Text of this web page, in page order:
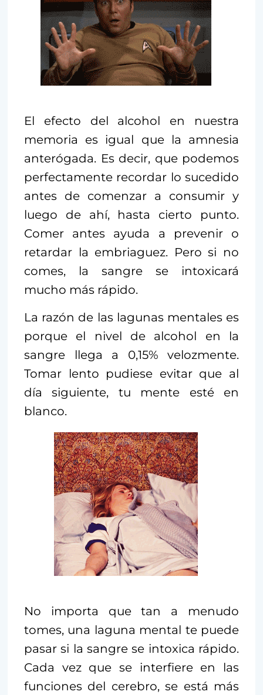
El efecto del alcohol en nuestra
memoria es igual que la amnesia
anterógada. Es decir, que podemos
perfectamente recordar lo sucedido
antes de comenzar a consumir y
luego de ahí, hasta cierto punto.
Comer antes ayuda a prevenir o
retardar la embriaguez. Pero si no
comes, la sangre se intoxicará
mucho más rápido.
La razón de las lagunas mentales es
porque el nivel de alcohol en la
sangre llega a 0,15% velozmente.
Tomar lento pudiese evitar que al
día siguiente, tu mente esté en
blanco.
No importa que tan a menudo
tomes, una laguna mental te puede
pasar si la sangre se intoxica rápido.
Cada vez que se interfiere en las
funciones del cerebro, se está más